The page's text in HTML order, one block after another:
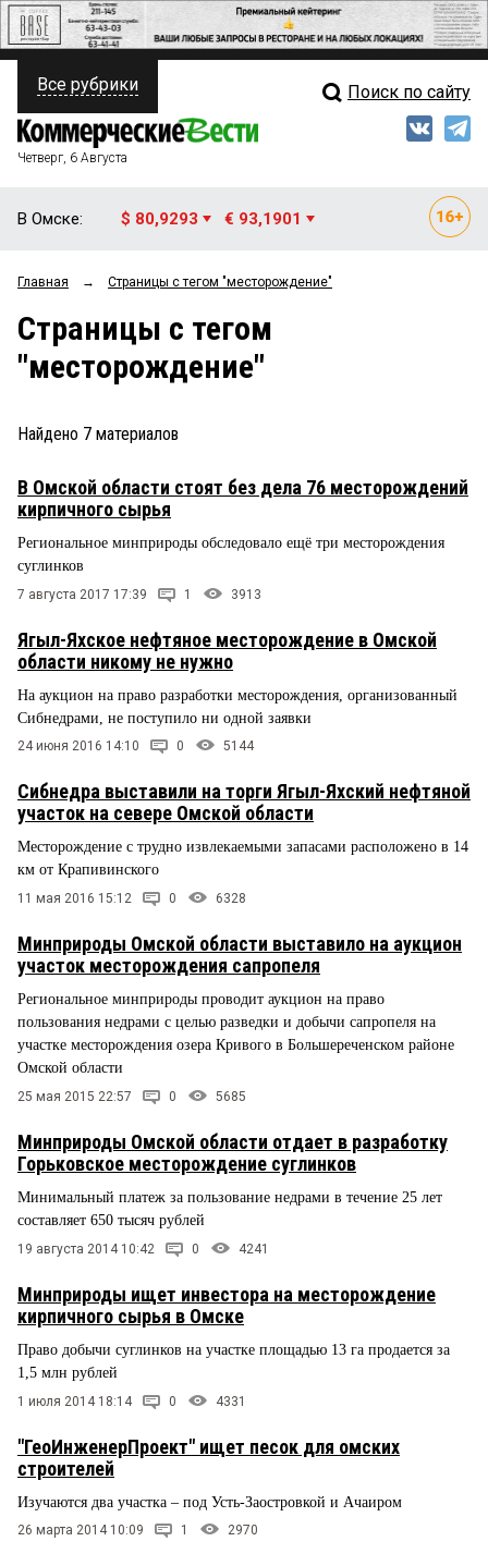
ПОЛИТИКА
ФИНАНСЫ
ОБЩЕСТВО
ЗАКОН
НОВОСТИ КОМПАНИЙ
ПРОИСШЕСТВИЯ
СТИЛЬ ЖИЗНИ
Свежий выпуск
Мнения
Все рубрики Поиск по сайту
Четверг, 6 Августа
В Омске: $ 80,9293 € 93,1901
Главная → Страницы c тегом "месторождение"
Страницы c тегом
"месторождение"
Найдено 7 материалов
В Омской области стоят без дела 76 месторождений
кирпичного сырья
Региональное минприроды обследовало ещё три месторождения
суглинков
7 августа 2017 17:39 1 3913
Ягыл-Яхское нефтяное месторождение в Омской
области никому не нужно
На аукцион на право разработки месторождения, организованный
Сибнедрами, не поступило ни одной заявки
24 июня 2016 14:10 0 5144
Сибнедра выставили на торги Ягыл-Яхский нефтяной
участок на севере Омской области
Месторождение с трудно извлекаемыми запасами расположено в 14
км от Крапивинского
11 мая 2016 15:12 0 6328
Минприроды Омской области выставило на аукцион
участок месторождения сапропеля
Региональное минприроды проводит аукцион на право
пользования недрами с целью разведки и добычи сапропеля на
участке месторождения озера Кривого в Большереченском районе
Омской области
25 мая 2015 22:57 0 5685
Минприроды Омской области отдает в разработку
Горьковское месторождение суглинков
Минимальный платеж за пользование недрами в течение 25 лет
составляет 650 тысяч рублей
19 августа 2014 10:42 0 4241
Минприроды ищет инвестора на месторождение
кирпичного сырья в Омске
Право добычи суглинков на участке площадью 13 га продается за
1,5 млн рублей
1 июля 2014 18:14 0 4331
"ГеоИнженерПроект" ищет песок для омских
строителей
Изучаются два участка – под Усть-Заостровкой и Ачаиром
26 марта 2014 10:09 1 2970